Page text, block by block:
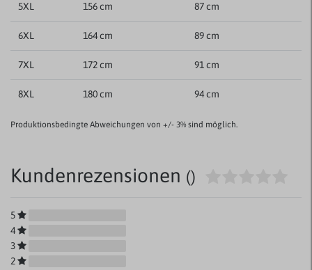
5XL 156 cm 87 cm
6XL 164 cm 89 cm
7XL 172 cm 91 cm
8XL 180 cm 94 cm
Produktionsbedingte Abweichungen von +/- 3% sind möglich.
Kundenrezensionen ()
5
4
3
2